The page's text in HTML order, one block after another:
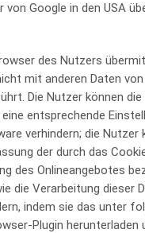
von Google in den USA
des Nutzers
mit anderen Daten von
Die Nutzer können die
entsprechende
verhindern; die Nutzer
der durch das
des Onlineangebotes
die Verarbeitung dieser
indem sie das unter
Plugin herunterladen